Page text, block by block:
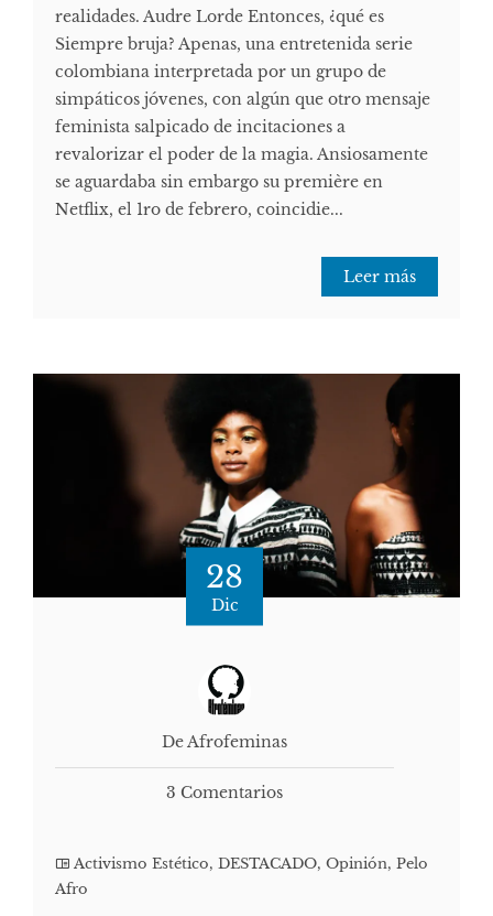
realidades. Audre Lorde Entonces, ¿qué es
Siempre bruja? Apenas, una entretenida serie
colombiana interpretada por un grupo de
simpáticos jóvenes, con algún que otro mensaje
feminista salpicado de incitaciones a
revalorizar el poder de la magia. Ansiosamente
se aguardaba sin embargo su première en
Netflix, el 1ro de febrero, coincidie...
Leer más
28
Dic
De Afrofeminas
3 Comentarios
Activismo Estético, DESTACADO, Opinión, Pelo
Afro